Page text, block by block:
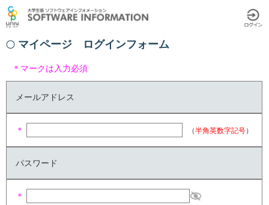
マイページ ログインフォーム
＊マークは入力必須
メールアドレス
＊ （半角英数字記号）
パスワード
＊